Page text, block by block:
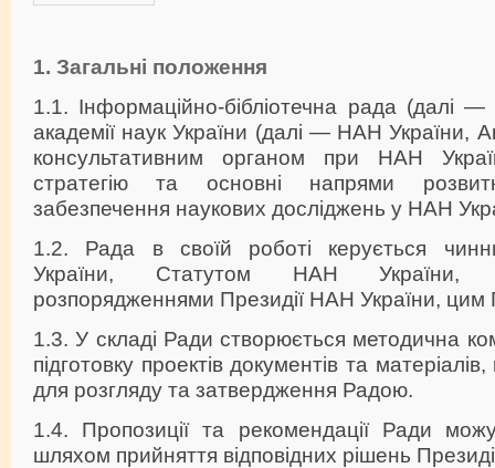
1. Загальні положення
1.1. Інформаційно-бібліотечна рада (далі
академії наук України (далі — НАН України,
консультативним органом при НАН
стратегію та основні напрями
забезпечення наукових досліджень у НАН
1.2. Рада в своїй роботі керується
України, Статутом НАН України,
розпорядженнями Президії НАН України,
1.3. У складі Ради створюється методична
підготовку проектів документів та
для розгляду та затвердження Радою.
1.4. Пропозиції та рекомендації Ради
шляхом прийняття відповідних рішень